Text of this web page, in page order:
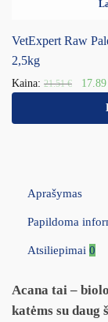
VetExpert Raw
2,5kg
Kaina: 21.51€ 17.89
Aprašymas
Papildoma
Atsiliepimai 0
Acana tai –
katėms su daug